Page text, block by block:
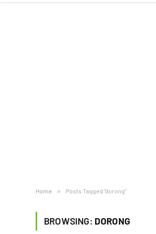
Home » Posts Tagged "dorong"
BROWSING: DORONG